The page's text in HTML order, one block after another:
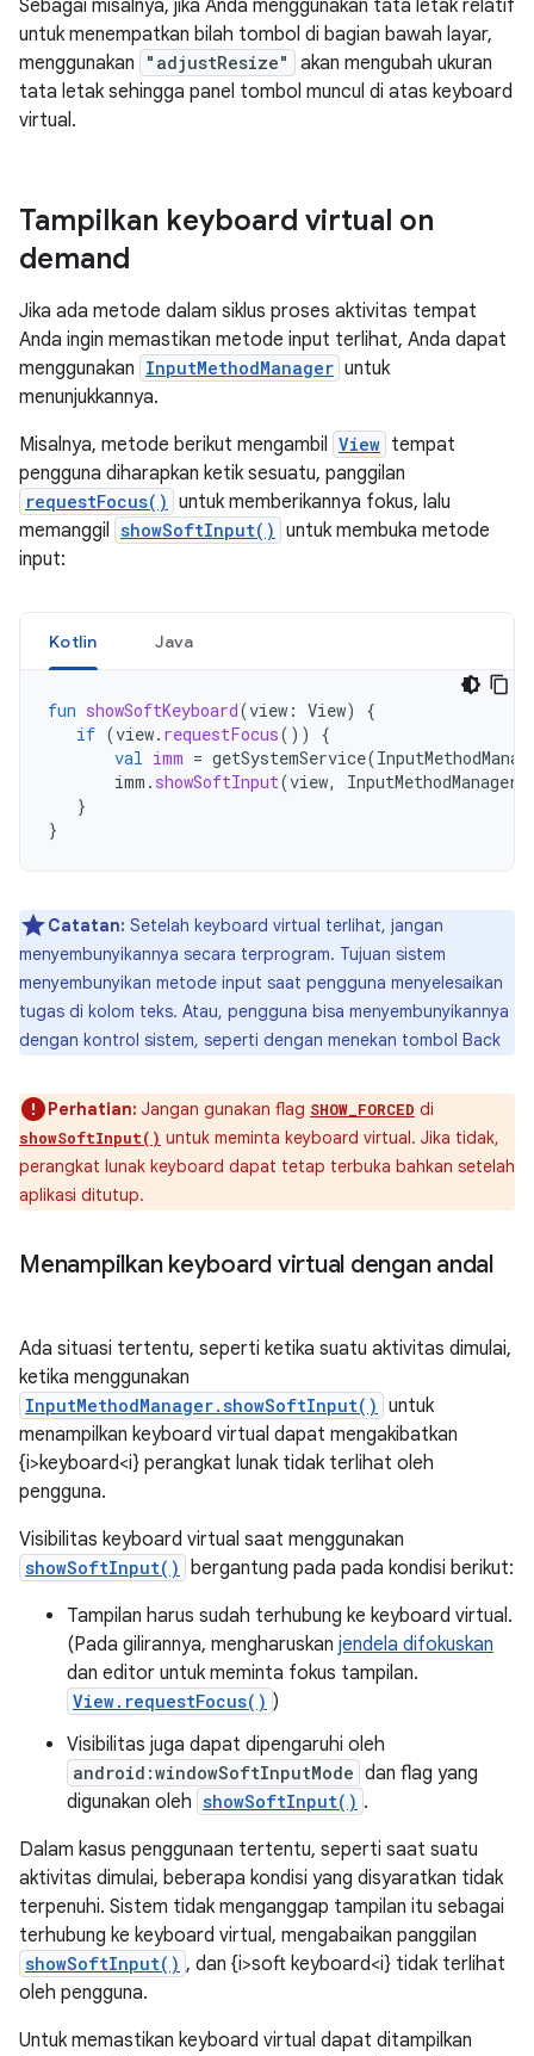
Sebagai misalnya, jika Anda menggunakan tata letak relatif
untuk menempatkan bilah tombol di bagian bawah layar,
menggunakan
"adjustResize"
akan mengubah ukuran
tata letak sehingga panel tombol muncul di atas keyboard
virtual.
Tampilkan keyboard virtual on
demand
Jika ada metode dalam siklus proses aktivitas tempat
Anda ingin memastikan metode input terlihat, Anda dapat
menggunakan InputMethodManager untuk
menunjukkannya.
Misalnya, metode berikut mengambil View tempat
pengguna diharapkan ketik sesuatu, panggilan
requestFocus() untuk memberikannya fokus, lalu
memanggil showSoftInput() untuk membuka metode
input:
Kotlin Java
fun showSoftKeyboard(view : View)
{
if (view. requestFocus())
{
val imm = getSystemService(
imm . showSoftInput(view, InputMethodManager
}
}
Catatan: Setelah keyboard virtual terlihat, jangan
menyembunyikannya secara terprogram. Tujuan sistem
menyembunyikan metode input saat pengguna menyelesaikan
tugas di kolom teks. Atau, pengguna bisa menyembunyikannya
dengan kontrol sistem, seperti dengan menekan tombol Back
Perhatian: Jangan gunakan flag SHOW_FORCED di
showSoftInput() untuk meminta keyboard virtual. Jika tidak,
perangkat lunak keyboard dapat tetap terbuka bahkan setelah
aplikasi ditutup.
Menampilkan keyboard virtual dengan andal
Ada situasi tertentu, seperti ketika suatu aktivitas dimulai,
ketika menggunakan
InputMethodManager.showSoftInput() untuk
menampilkan keyboard virtual dapat mengakibatkan
{i>keyboard<i} perangkat lunak tidak terlihat oleh
pengguna.
Visibilitas keyboard virtual saat menggunakan
showSoftInput() bergantung pada pada kondisi berikut:
Tampilan harus sudah terhubung ke keyboard virtual.
(Pada gilirannya, mengharuskan jendela difokuskan
dan editor untuk meminta fokus tampilan.
View.requestFocus() )
Visibilitas juga dapat dipengaruhi oleh
android:windowSoftInputMode dan flag yang
digunakan oleh showSoftInput() .
Dalam kasus penggunaan tertentu, seperti saat suatu
aktivitas dimulai, beberapa kondisi yang disyaratkan tidak
terpenuhi. Sistem tidak menganggap tampilan itu sebagai
terhubung ke keyboard virtual, mengabaikan panggilan
showSoftInput() , dan {i>soft keyboard<i} tidak terlihat
oleh pengguna.
Untuk memastikan keyboard virtual dapat ditampilkan